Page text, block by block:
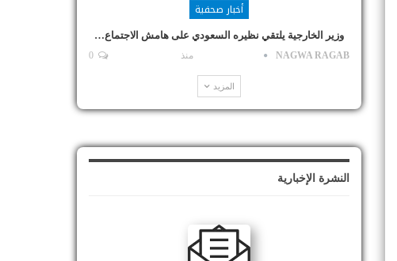
أخبار صحفية
وزير الخارجية يلتقي نظيره السعودي على هامش الاجتماع…
NAGWA RAGAB منذ
المزيد
النشرة الإخبارية